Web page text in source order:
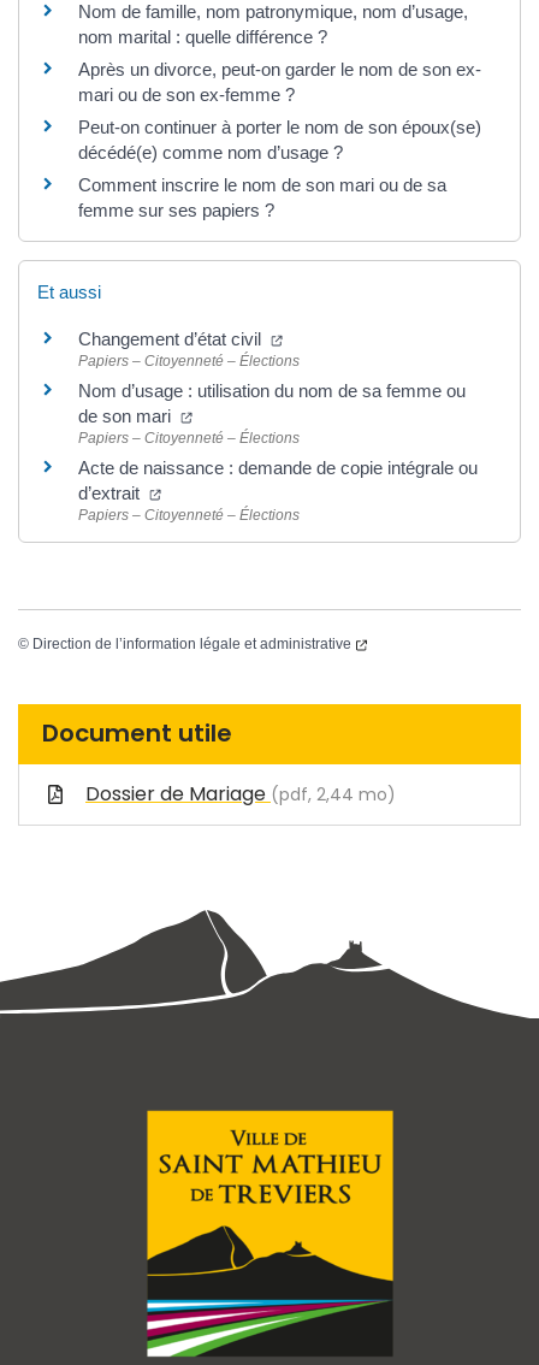
Nom de famille, nom patronymique, nom d’usage,
nom marital : quelle différence ?
Après un divorce, peut-on garder le nom de son ex-
mari ou de son ex-femme ?
Peut-on continuer à porter le nom de son époux(se)
décédé(e) comme nom d’usage ?
Comment inscrire le nom de son mari ou de sa
femme sur ses papiers ?
Et aussi
Changement d’état civil
Papiers – Citoyenneté – Élections
Nom d’usage : utilisation du nom de sa femme ou
de son mari
Papiers – Citoyenneté – Élections
Acte de naissance : demande de copie intégrale ou
d’extrait
Papiers – Citoyenneté – Élections
© Direction de l’information légale et administrative
Document utile
Dossier de Mariage (pdf, 2,44 mo)